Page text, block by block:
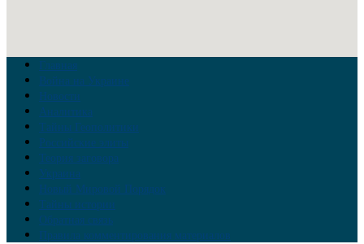
Главная
Война на Украине
Новости
Аналитика
Тайны Геополитики
Российские элиты
Теория заговора
Украина
Новый Мировой Порядок
Тайны истории
Обратная связь
Правила комментирования материалов